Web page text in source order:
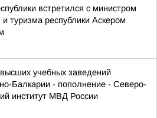
встретился с министром
и туризма республики Аскером
учебных заведений
Балкарии - пополнение - Северо-
институт МВД России